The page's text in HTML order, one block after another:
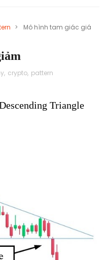
>
Mô hình tam giác giá
, crypto, pattern
Triangle